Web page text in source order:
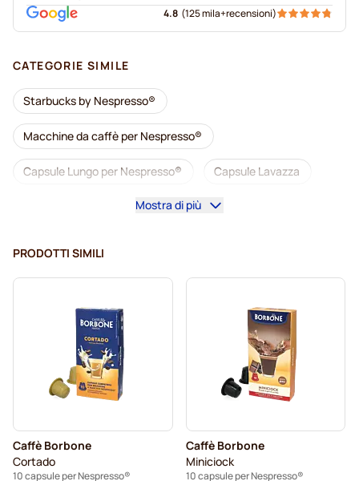
4.8 (125 mila+recensioni)
CATEGORIE SIMILE
Starbucks by Nespresso®
Macchine da caffè per Nespresso®
Capsule Lungo per Nespresso® Capsule Lavazza
illy capsule caffè per Nespresso®
Accesori per Nespresso®
Tutto per il caffè per Nespresso®
Pulizia e manutenzione per Nespresso®
L'OR capsule caffè per Nespresso®
Café René capsule caffè per Nespresso®
Mostra di più
PRODOTTI SIMILI
Caffè Borbone
Cortado
10 capsule per Nespresso®
Caffè Borbone
Miniciock
10 capsule per Nespresso®